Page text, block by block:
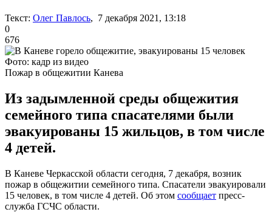
Текст: Олег Павлось, 7 декабря 2021, 13:18
0
676
Фото: кадр из видео
Пожар в общежитии Канева
Из задымленной среды общежития
семейного типа спасателями были
эвакуированы 15 жильцов, в том числе
4 детей.
В Каневе Черкасской области сегодня, 7 декабря, возник
пожар в общежитии семейного типа. Спасатели эвакуировали
15 человек, в том числе 4 детей. Об этом сообщает пресс-
служба ГСЧС области.